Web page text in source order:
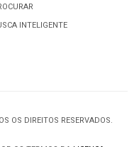
INTELIGENTE
OS DIREITOS RESERVADOS.